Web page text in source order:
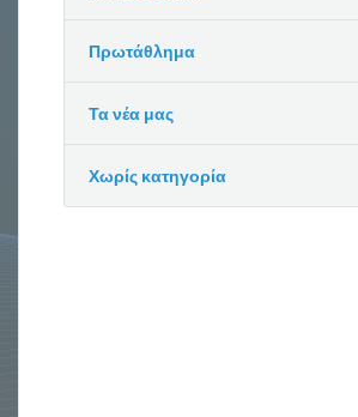
Πρωτάθλημα
Τα νέα μας
Χωρίς κατηγορία